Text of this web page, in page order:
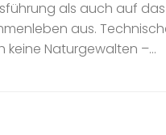
als auch auf
aus.
keine Naturgewalten –...